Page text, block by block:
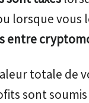
lorsque
entre
totale de
sont soumis